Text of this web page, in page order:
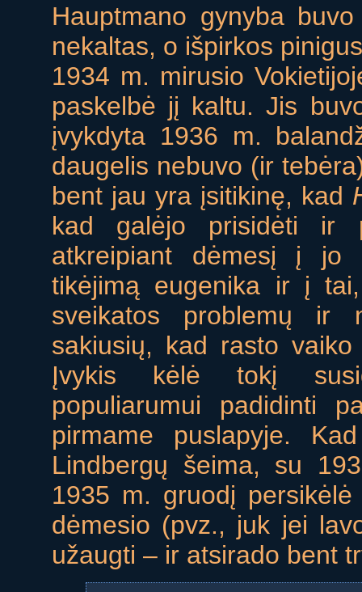
Hauptmano gynyba
nekaltas, o išpirkos
1934 m. mirusio
paskelbė jį kaltu. Jis
įvykdyta 1936 m.
daugelis nebuvo (ir
bent jau yra įsitikinę, kad
kad galėjo prisidėti ir
atkreipiant dėmesį į jo
tikėjimą eugenika ir į
sveikatos problemų ir
sakiusių, kad rasto
Įvykis kėlė tokį
populiarumui padidinti
pirmame puslapyje.
Lindbergų šeima, su
1935 m. gruodį
dėmesio (pvz., juk jei
užaugti – ir atsirado bent